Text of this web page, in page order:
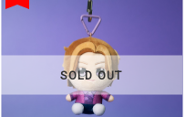
SOLD OUT